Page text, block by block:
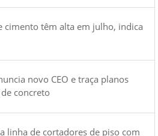
cimento têm alta em julho, indica
novo CEO e traça planos
concreto
linha de cortadores de piso com